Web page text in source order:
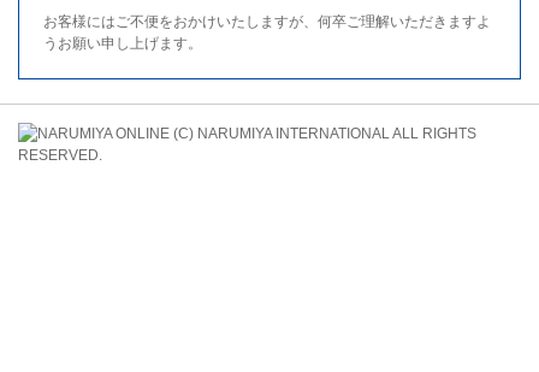
お客様にはご不便をおかけいたしますが、何卒ご理解いただきますよ
うお願い申し上げます。